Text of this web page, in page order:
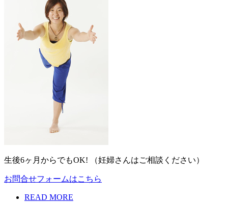
生後6ヶ月からでもOK! （妊婦さんはご相談ください）
お問合せフォームはこちら
READ MORE